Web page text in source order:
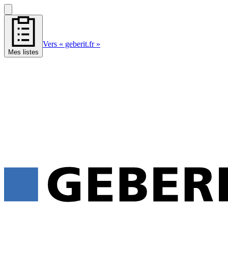
Mes listes
Vers « geberit.fr »